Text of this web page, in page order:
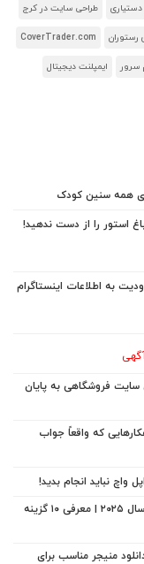
دستیاری طراحی سایت در کرج
رستوران CoverTrader.com
سرور ایمپلنت دیجیتال
همه سنین کودک
استور را از دست ندهید!
سایت فروشگاهی به پایان
که واقعاً جواب
مناسب‌ترین کارت گرافیک برای بازی و گیمینگ در سال ۲۰۲۵ | معرفی ۱۰ گزینه
منیجر مناسب برای